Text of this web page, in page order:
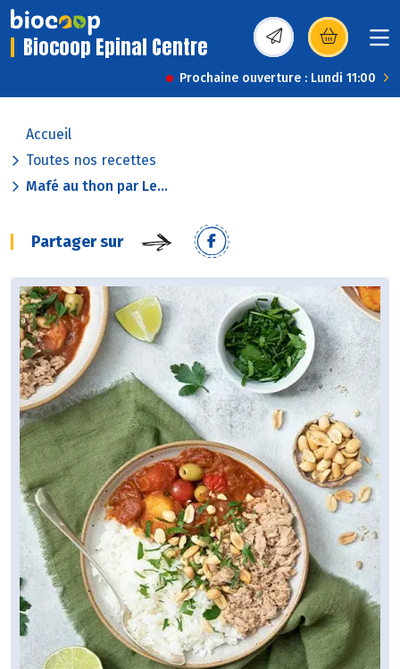
Biocoop Epinal Centre (s’ouvre dans une
Prochaine ouverture : Lundi 11:00
Accueil
Toutes nos recettes
Mafé au thon par Le...
Partager sur